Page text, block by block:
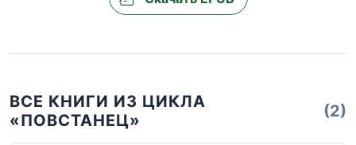
ВСЕ КНИГИ ИЗ ЦИКЛА
«ПОВСТАНЕЦ»
(2)